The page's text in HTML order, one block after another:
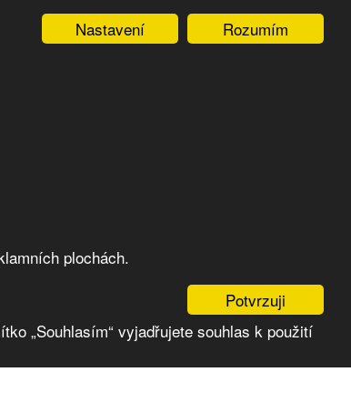
Rozumím
Nastavení
plochách.
Potvrzuji
„Souhlasím“ vyjadřujete souhlas k použití